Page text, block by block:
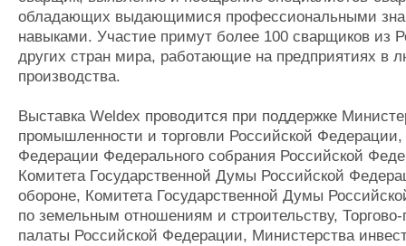
обладающих выдающимися профессиональными
навыками. Участие примут более 100 сварщиков из
других стран мира, работающие на предприятиях в
производства.
Выставка Weldex проводится при поддержке
промышленности и торговли Российской Федерации,
Федерации Федерального собрания Российской
Комитета Государственной Думы Российской
обороне, Комитета Государственной Думы
по земельным отношениям и строительству,
палаты Российской Федерации, Министерства